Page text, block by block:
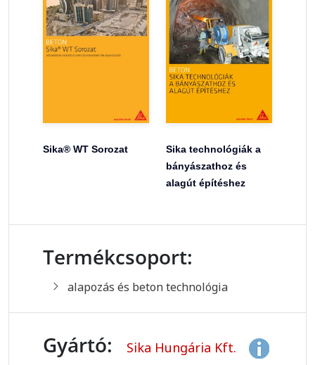
Sika® WT Sorozat
Sika technológiák a
bányászathoz és
alagút építéshez
Termékcsoport:
alapozás és beton technológia
Gyártó: Sika Hungária Kft.